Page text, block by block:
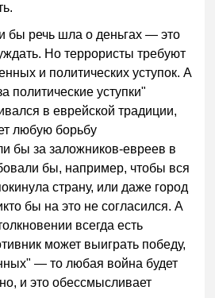
бы речь шла о деньгах — это
Но террористы требуют
и политических уступок. А
политические уступки"
в еврейской традиции,
любую борьбу
бы за заложников-евреев в
бы, например, чтобы вся
страну, или даже город
бы на это не согласился. А
всегда есть
может выиграть победу,
— то любая война будет
и это обессмысливает